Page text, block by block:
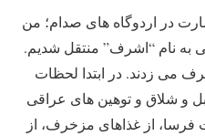
در اردوگاه های صدام؛ من
به نام “اشرف” منتقل شدیم.
می زدند. در ابتدا لحظات
و شلاق و توهین های عراقی
فرسا، از غذاهای مزخرف، از